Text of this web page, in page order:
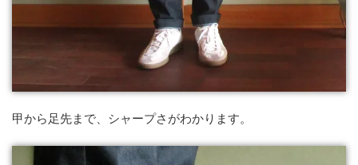
甲から足先まで、シャープさがわかります。